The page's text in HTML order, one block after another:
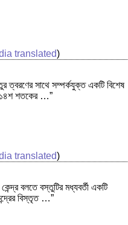
translated)
ত্বরণের সাথে সম্পর্কযুক্ত একটি বিশেষ
১৪শ শতকের …”
translated)
বলতে বস্তুটির মধ্যবর্তী একটি
বিস্তৃত …”